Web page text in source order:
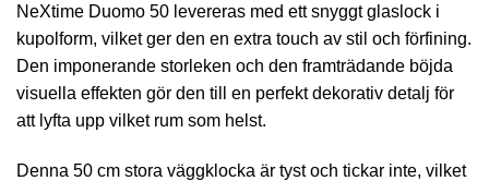
NeXtime Duomo 50 levereras med ett snyggt glaslock i
kupolform, vilket ger den en extra touch av stil och förfining.
Den imponerande storleken och den framträdande böjda
visuella effekten gör den till en perfekt dekorativ detalj för
att lyfta upp vilket rum som helst.
Denna 50 cm stora väggklocka är tyst och tickar inte, vilket